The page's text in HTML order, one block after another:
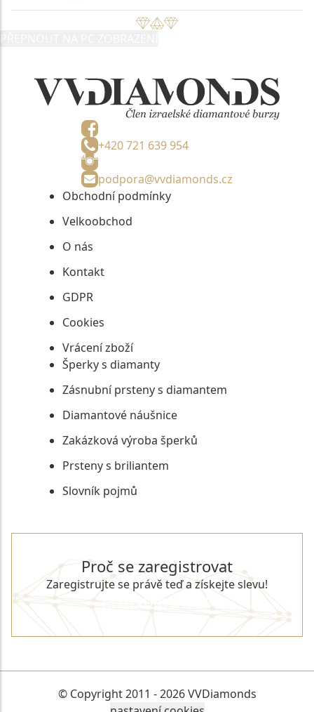
+420 721 639 954
podpora@vvdiamonds.cz
Obchodní podmínky
Velkoobchod
O nás
Kontakt
GDPR
Cookies
Vrácení zboží
Šperky s diamanty
Zásnubní prsteny s diamantem
Diamantové náušnice
Zakázková výroba šperků
Prsteny s briliantem
Slovník pojmů
Proč se zaregistrovat
Zaregistrujte se právě teď a získejte slevu!
REGISTROVAT SE
© Copyright 2011 - 2026 VVDiamonds